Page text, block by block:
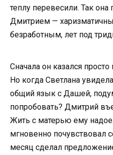
теплу перевесили. Так она
Дмитрием —
безработным, лет под
Сначала он казался
Но когда Светлана
общий язык с Дашей,
попробовать? Дмитрий
Жить с матерью ему
мгновенно почувствовал
месяц сделал